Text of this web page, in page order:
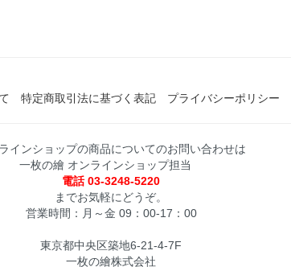
特定商取引法に基づく表記 プライバシーポリシー
インショップの商品についてのお問い合わせは
一枚の繪 オンラインショップ担当
電話 03-3248-5220
までお気軽にどうぞ。
営業時間：月～金 09：00-17：00
東京都中央区築地6-21-4-7F
一枚の繪株式会社